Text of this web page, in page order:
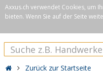
Axxus.ch verwendet Cookies, um
bieten. Wenn Sie auf der Seite
Zurück zur Startseite